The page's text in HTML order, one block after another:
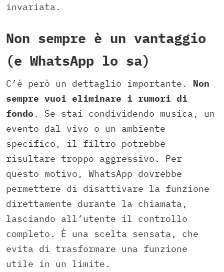
invariata.
Non sempre è un vantaggio
(e WhatsApp lo sa)
C’è però un dettaglio importante. Non
sempre vuoi eliminare i rumori di
fondo . Se stai condividendo musica, un
evento dal vivo o un ambiente
specifico, il filtro potrebbe
risultare troppo aggressivo. Per
questo motivo, WhatsApp dovrebbe
permettere di disattivare la funzione
direttamente durante la chiamata,
lasciando all’utente il controllo
completo. È una scelta sensata, che
evita di trasformare una funzione
utile in un limite.